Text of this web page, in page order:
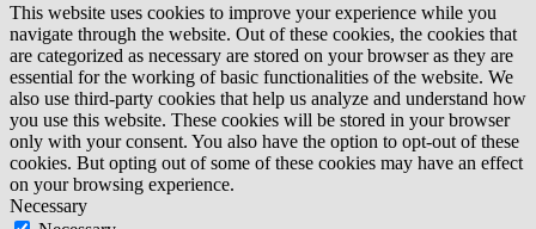
This website uses cookies to improve your experience while you
navigate through the website. Out of these cookies, the cookies that
are categorized as necessary are stored on your browser as they are
essential for the working of basic functionalities of the website. We
also use third-party cookies that help us analyze and understand how
you use this website. These cookies will be stored in your browser
only with your consent. You also have the option to opt-out of these
cookies. But opting out of some of these cookies may have an effect
on your browsing experience.
Necessary